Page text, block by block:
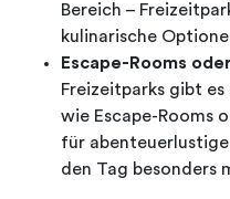
Bereich –
kulinarische
Escape-Rooms
Freizeitparks gibt
wie Escape-Rooms
für
den Tag besonders